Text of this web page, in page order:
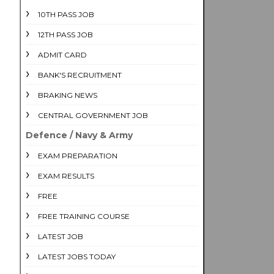
10TH PASS JOB
12TH PASS JOB
ADMIT CARD
BANK'S RECRUITMENT
BRAKING NEWS
CENTRAL GOVERNMENT JOB
Defence / Navy & Army
EXAM PREPARATION
EXAM RESULTS
FREE
FREE TRAINING COURSE
LATEST JOB
LATEST JOBS TODAY